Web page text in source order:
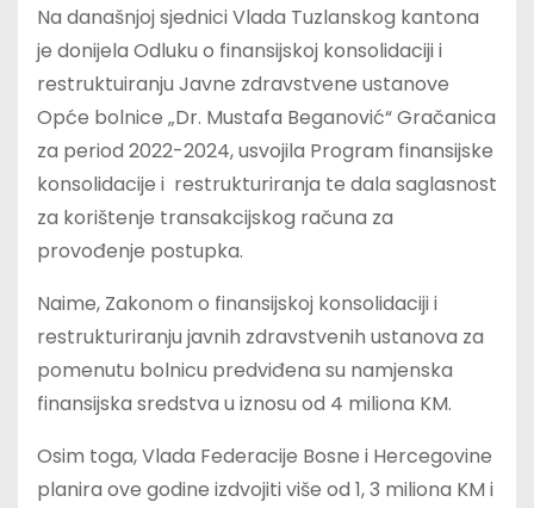
Na današnjoj sjednici Vlada Tuzlanskog kantona
je donijela Odluku o finansijskoj konsolidaciji i
restruktuiranju Javne zdravstvene ustanove
Opće bolnice „Dr. Mustafa Beganović“ Gračanica
za period 2022-2024, usvojila Program finansijske
konsolidacije i restrukturiranja te dala saglasnost
za korištenje transakcijskog računa za
provođenje postupka.
Naime, Zakonom o finansijskoj konsolidaciji i
restrukturiranju javnih zdravstvenih ustanova za
pomenutu bolnicu predviđena su namjenska
finansijska sredstva u iznosu od 4 miliona KM.
Osim toga, Vlada Federacije Bosne i Hercegovine
planira ove godine izdvojiti više od 1, 3 miliona KM i